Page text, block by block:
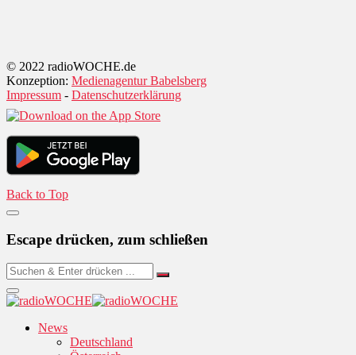
© 2022 radioWOCHE.de
Konzeption: Medienagentur Babelsberg
Impressum - Datenschutzerklärung
Back to Top
Escape drücken, zum schließen
News
Deutschland